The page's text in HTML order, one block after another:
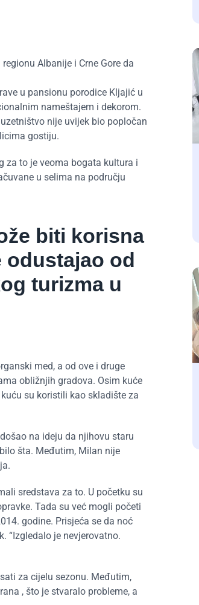
Albanije i Crne Gore da
u pansionu porodice Kljajić u
nameštajem i dekorom.
nije uvijek bio popločan
gostiju.
za to je veoma bogata kultura i
u selima na području
biti korisna
odustajao od
turizma u
med, a od ove i druge
obližnjih gradova. Osim kuće
su koristili kao skladište za
na ideju da njihovu staru
šta. Međutim, Milan nije
sredstava za to. U početku su
Tada su već mogli početi
godine. Prisjeća se da noć
“Izgledalo je nevjerovatno.
za cijelu sezonu. Međutim,
, što je stvaralo probleme, a